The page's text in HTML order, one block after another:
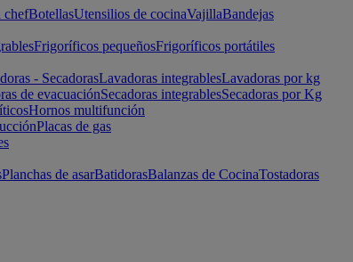
chefBotellasUtensilios de cocinaVajillaBandejas
Frigoríficos pequeñosFrigoríficos portátiles
- SecadorasLavadoras integrablesLavadoras por kg
de evacuaciónSecadoras integrablesSecadoras por Kg
Hornos multifunción
Placas de gas
Planchas de asarBatidorasBalanzas de CocinaTostadoras